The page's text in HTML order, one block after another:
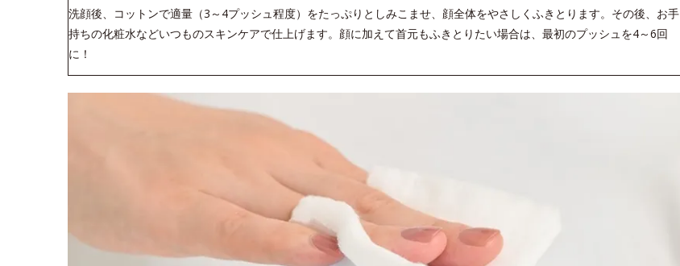
洗顔後、コットンで適量（3～4プッシュ程度）をたっぷりとしみこませ、顔全体をやさしくふきとります。その後、お手
持ちの化粧水などいつものスキンケアで仕上げます。顔に加えて首元もふきとりたい場合は、最初のプッシュを4～6回
に！